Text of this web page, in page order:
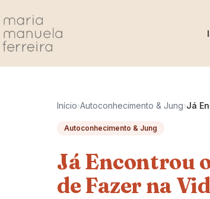
Início›Autoconhecimento & Jung›Já
Autoconhecimento & Jung
Já Encontrou
de Fazer na